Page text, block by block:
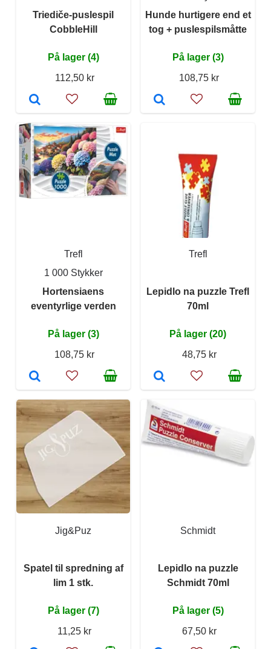
Triediče-puslespil
CobbleHill
På lager (4)
112,50 kr
Hunde hurtigere end et
tog + puslespilsmåtte
På lager (3)
108,75 kr
Trefl
1 000 Stykker
Hortensiaens
eventyrlige verden
På lager (3)
108,75 kr
Trefl
Lepidlo na puzzle Trefl
70ml
På lager (20)
48,75 kr
Jig&Puz
Spatel til spredning af
lim 1 stk.
På lager (7)
11,25 kr
Schmidt
Lepidlo na puzzle
Schmidt 70ml
På lager (5)
67,50 kr